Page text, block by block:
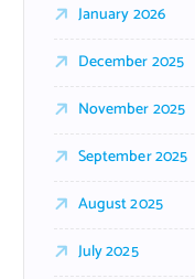
January 2026
December 2025
November 2025
September 2025
August 2025
July 2025